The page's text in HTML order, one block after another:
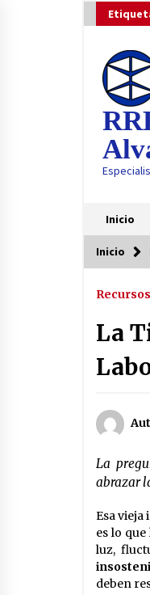
Saltar
al
Inicio
Inicio
La
La
abrazar
Esa vieja
es lo
luz,
deben